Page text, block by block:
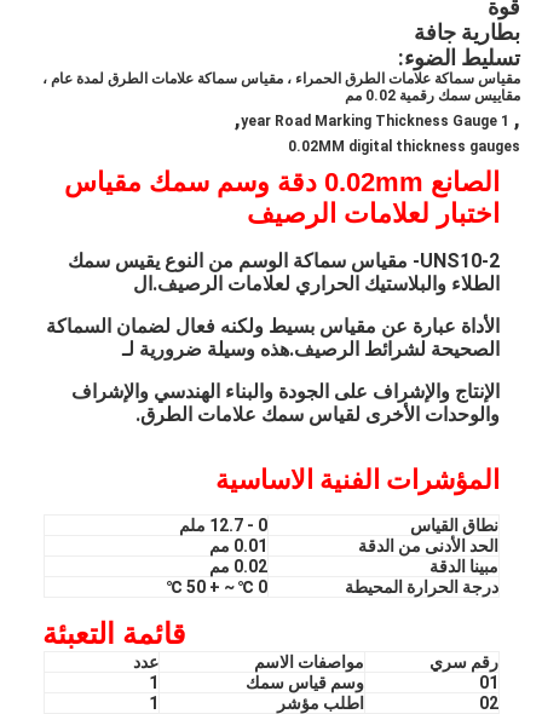
قوة
بطارية جافة
تسليط الضوء:
مقياس سماكة علامات الطرق الحمراء ، مقياس سماكة علامات الطرق لمدة عام ،
مقاييس سمك رقمية 0.02 مم
,
1 year Road Marking Thickness Gauge
,
0.02MM digital thickness gauges
الصانع
0.02mm دقة وسم سمك مقياس
اختبار لعلامات الرصيف
UNS10-2- مقياس سماكة الوسم من النوع يقيس سمك
الطلاء والبلاستيك الحراري لعلامات الرصيف.ال
الأداة عبارة عن مقياس بسيط ولكنه فعال لضمان السماكة
الصحيحة لشرائط الرصيف.هذه وسيلة ضرورية لـ
الإنتاج والإشراف على الجودة والبناء الهندسي والإشراف
والوحدات الأخرى لقياس سمك علامات الطرق.
المؤشرات الفنية الاساسية
نطاق القياس
0 - 12.7 ملم
الحد الأدنى من الدقة
0.01 مم
مبينا الدقة
0.02 مم
درجة الحرارة المحيطة
0 ℃ ~ + 50 ℃
قائمة التعبئة
رقم سري مواصفات الاسم
عدد
01
وسم قياس سمك
1
02
اطلب مؤشر
1